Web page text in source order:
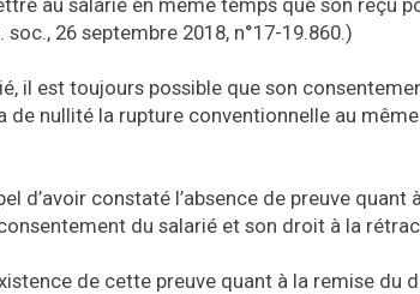
au salarié en même temps que son reçu
26 septembre 2018, n°17-19.860.)
il est toujours possible que son
nullité la rupture conventionnelle au
d’avoir constaté l’absence de preuve quant
du salarié et son droit à la
de cette preuve quant à la remise du